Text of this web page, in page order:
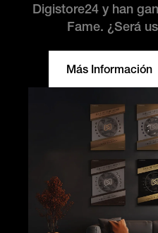
Digistore24 y han
Fame. ¿Será
Más Información